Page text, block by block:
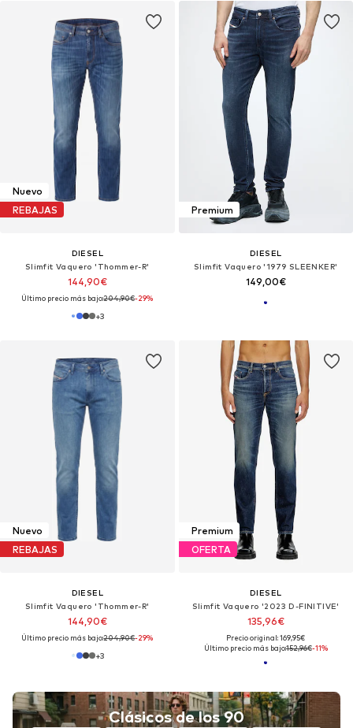
Nuevo
REBAJAS
DIESEL
Slimfit Vaquero 'Thommer-R'
144,90€
Último precio más bajo:204,90€-29%
+3
Premium
DIESEL
Slimfit Vaquero '1979 SLEENKER'
149,00€
Nuevo
REBAJAS
DIESEL
Slimfit Vaquero 'Thommer-R'
144,90€
Último precio más bajo:204,90€-29%
+3
Clásicos de los 90
Premium
OFERTA
DIESEL
Slimfit Vaquero '2023 D-FINITIVE'
135,96€
Precio original: 169,95€
Último precio más bajo:152,96€-11%